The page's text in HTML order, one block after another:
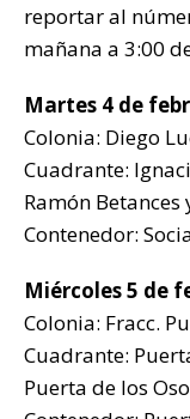
reportar al
mañana a 3:00
Martes 4 de
Colonia: Diego
Cuadrante:
Ramón Betances
Contenedor:
Miércoles 5 de
Colonia: Fracc.
Cuadrante:
Puerta de los